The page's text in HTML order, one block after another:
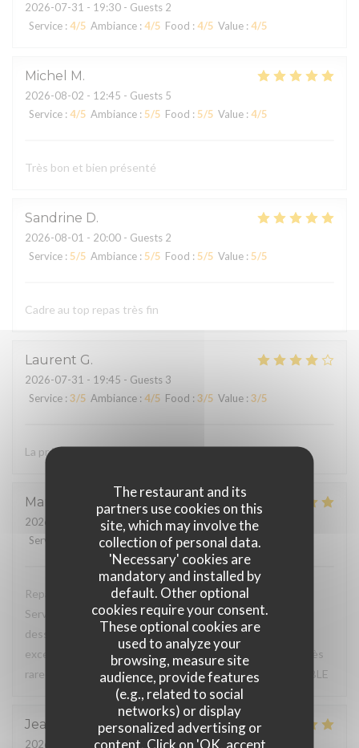
The restaurant and its
partners use cookies on this
site, which may involve the
collection of personal data.
'Necessary' cookies are
mandatory and installed by
default. Other optional
cookies require your consent.
These optional cookies are
used to analyze your
browsing, measure site
audience, provide features
(e.g., related to social
networks) or display
personalized advertising or
content. Click on 'OK, accept
2026-07-31 - 19:30 - Guests 2
Service : 4/5 Ambiance : 4/5 Food : 4/5 Value : 4/5
Michel M
2026-08-02 - 12:45 - Guests 5
Service : 4/5 Ambiance : 5/5 Food : 5/5 Value : 4/5
Très bon et bien présenté
Sandrine D
2026-08-01 - 20:00 - Guests 2
Service : 5/5 Ambiance : 5/5 Food : 5/5 Value : 5/5
Cadre au top repas très fin
Laurent G
2026-07-31 - 19:45 - Guests 3
Service : 3/5 Ambiance : 4/5 Food : 3/5 Value : 3/5
La présentation dans les assiettes
Martine
2026-07-30
- 12:15 - Guests 6
Service
Ambiance:5/5 Food:5/5 Value: 5
Repas du jour excellent, très bon rapport qualité / prix.
Service à l'assiette super bien présentée de l'entrée au
dessert. Déjeuner en terrasse très agréable, service
excellent, à souligner serviettes de table en tissu (c'est très
rare de nos jours pour un menu du jour) TRES BONNE TABLE
Jean Marc F
2026-07-31
- 20:15 - Guests 3